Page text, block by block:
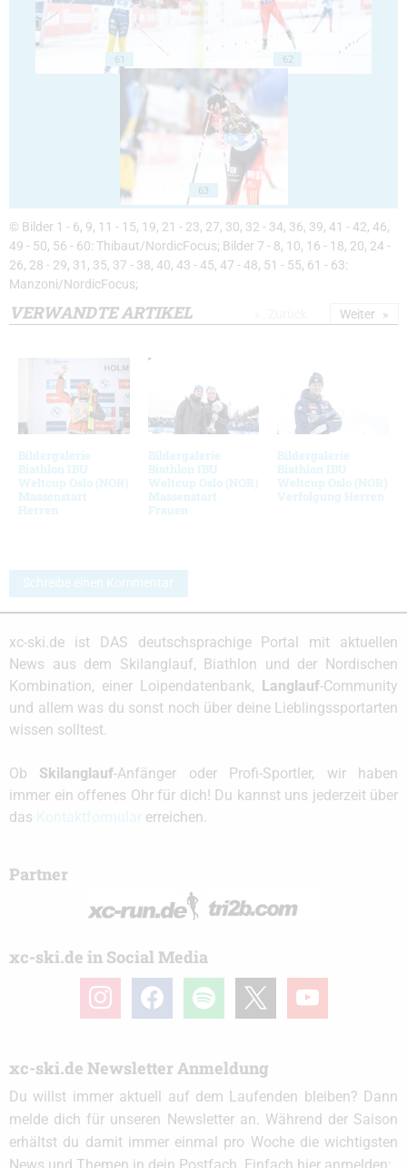
61 62
63
© Bilder 1 - 6, 9, 11 - 15, 19, 21 - 23, 27, 30, 32 - 34, 36, 39, 41 - 42, 46,
49 - 50, 56 - 60: Thibaut/NordicFocus; Bilder 7 - 8, 10, 16 - 18, 20, 24 -
26, 28 - 29, 31, 35, 37 - 38, 40, 43 - 45, 47 - 48, 51 - 55, 61 - 63:
Manzoni/NordicFocus;
VERWANDTE ARTIKEL
Bildergalerie
Biathlon IBU
Weltcup Oslo (NOR)
Massenstart
Herren
Bildergalerie
Biathlon IBU
Weltcup Oslo (NOR)
Massenstart
Frauen
Bildergalerie
Biathlon IBU
Weltcup Oslo (NOR)
Verfolgung Herren
Weiter
Schreibe einen Kommentar
xc-ski.de ist DAS deutschsprachige Portal mit aktuellen
News aus dem Skilanglauf, Biathlon und der Nordischen
Kombination, einer Loipendatenbank,
Langlauf-Community
und allem was du sonst noch über deine Lieblingssportarten
wissen solltest.
Ob Skilanglauf-Anfänger oder Profi-Sportler, wir haben
immer ein offenes Ohr für dich! Du kannst uns jederzeit über
das
erreichen.
Partner
xc-ski.de in Social Media
instagramfacebook spotify youtube
xc-ski.de Newsletter Anmeldung
Du willst immer aktuell auf dem Laufenden bleiben? Dann
melde dich für unseren Newsletter an. Während der Saison
erhältst du damit immer einmal pro Woche die wichtigsten